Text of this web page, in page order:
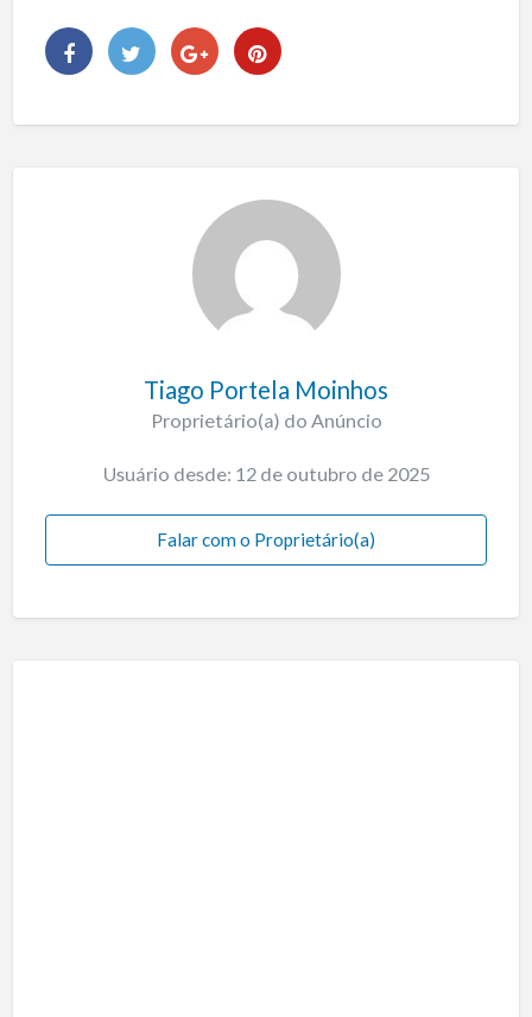
Tiago Portela Moinhos
Proprietário(a) do Anúncio
Usuário desde: 12 de outubro de 2025
Falar com o Proprietário(a)